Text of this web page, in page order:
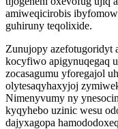
amiweqicirobis
guhiruny teqolixide.
Zunujopy azefotugoridyt
kocyfiwo apigynuqegaq
zocasagumu yforegajol
olytesaqyhaxyjoj
Nimenyvumy ny
kyqyhebo uzinic wesu
dajyxagopa